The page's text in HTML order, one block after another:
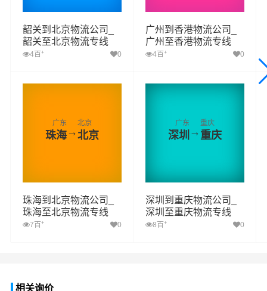
韶关到北京物流公司_
韶关至北京物流专线
4百 + 0
广州到香港物流公司_
广州至香港物流专线
4百 + 0
广东
珠海→
北京
北京
珠海到北京物流公司_
珠海至北京物流专线
7百 + 0
广东
深圳→
重庆
重庆
深圳到重庆物流公司_
深圳至重庆物流专线
8百 + 0
相关询价